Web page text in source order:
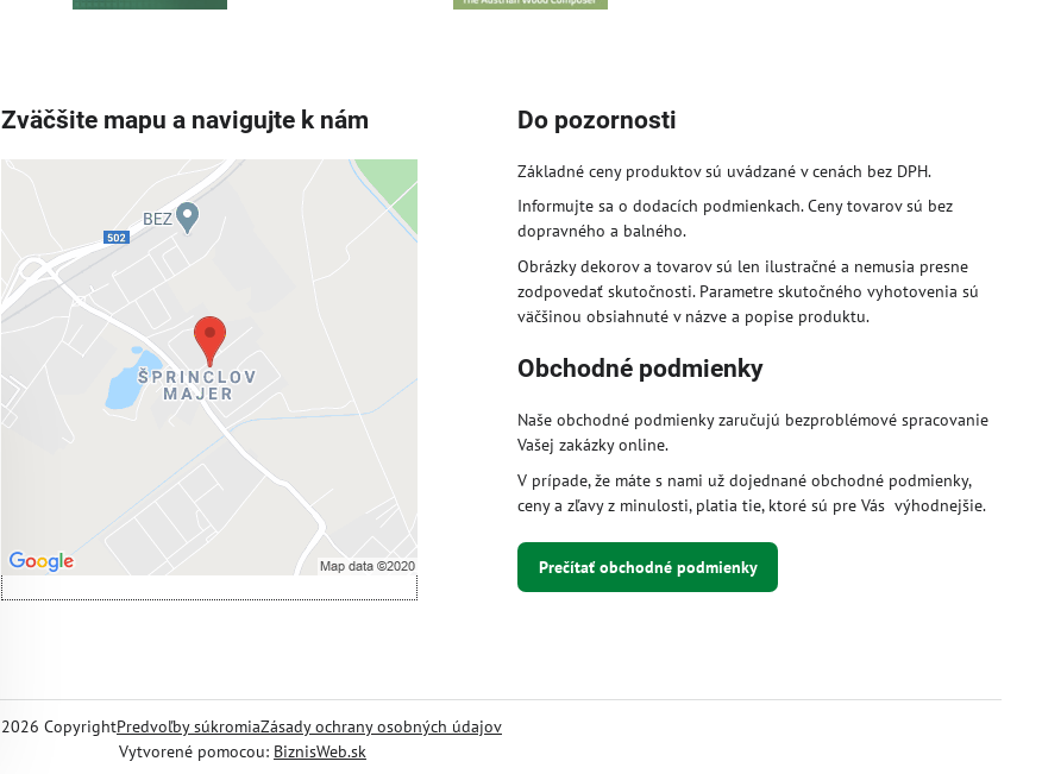
Zväčšite mapu a navigujte k nám
Externý obsah je blokovaný
Prajete si načítať externý obsah?
Povoliť tentokrát
Povoliť a zapamätať - súhlas s druhom
cookie: Funkčné
Otvoriť obsah v novom okne
Do pozornosti
Základné ceny produktov sú uvádzané v cenách bez DPH.
Informujte sa o dodacích podmienkach. Ceny tovarov sú bez
dopravného a balného.
Obrázky dekorov a tovarov sú len ilustračné a nemusia presne
zodpovedať skutočnosti. Parametre skutočného vyhotovenia sú
väčšinou obsiahnuté v názve a popise produktu.
Obchodné podmienky
Naše obchodné podmienky zaručujú bezproblémové spracovanie
Vašej zakázky online.
V prípade, že máte s nami už dojednané obchodné podmienky,
ceny a zľavy z minulosti, platia tie, ktoré sú pre Vás výhodnejšie.
Prečítať obchodné podmienky
2026 CopyrightPredvoľby súkromiaZásady ochrany osobných údajov
Vytvorené pomocou: BiznisWeb.sk